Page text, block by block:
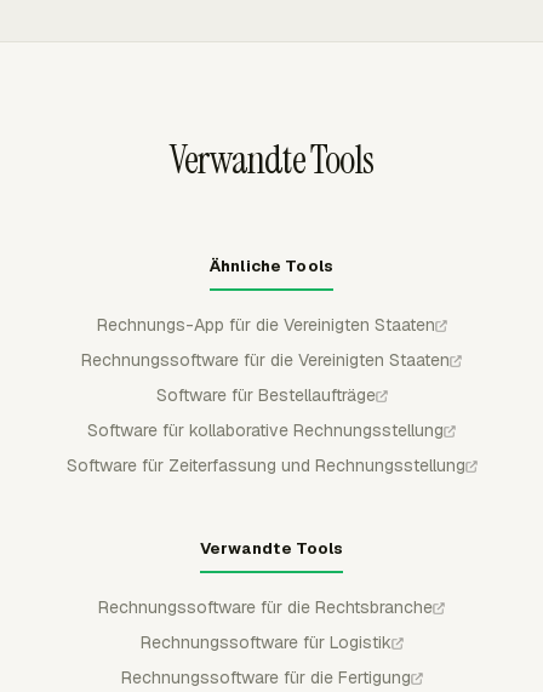
Verwandte Tools
Ähnliche Tools
Rechnungs-App für die Vereinigten Staaten
Rechnungssoftware für die Vereinigten Staaten
Software für Bestellaufträge
Software für kollaborative Rechnungsstellung
Software für Zeiterfassung und Rechnungsstellung
Verwandte Tools
Rechnungssoftware für die Rechtsbranche
Rechnungssoftware für Logistik
Rechnungssoftware für die Fertigung